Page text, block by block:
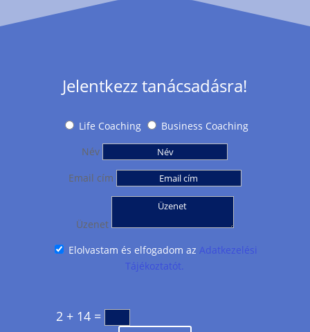
Jelentkezz tanácsadásra!
Life Coaching
Business Coaching
Név
Email cím
Üzenet
Elolvastam és elfogadom az Adatkezelési
Tájékoztatót.
2 + 14=